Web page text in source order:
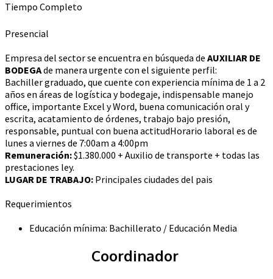
Tiempo Completo
Presencial
Empresa del sector se encuentra en búsqueda de AUXILIAR DE
BODEGAde manera urgente con el siguiente perfil:
Bachiller graduado, que cuente con experiencia mínima de 1 a 2
años en áreas de logística y bodegaje, indispensable manejo
office, importante Excel y Word, buena comunicación oral y
escrita, acatamiento de órdenes, trabajo bajo presión,
responsable, puntual con buena actitudHorario laboral es de
lunes a viernes de 7:00am a 4:00pm
Remuneración:$1.380.000 + Auxilio de transporte + todas las
prestaciones ley.
LUGAR DE TRABAJO: Principales ciudades del pais
Requerimientos
Educación mínima: Bachillerato / Educación Media
Coordinador